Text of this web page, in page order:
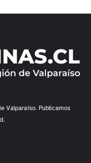
Valparaíso. Publicamos